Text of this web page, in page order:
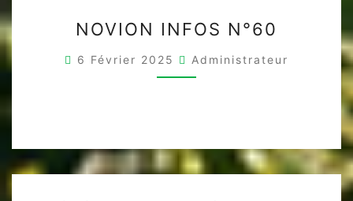
INFOS
N°60
NOVION INFOS N°60
6 Février 2025 Administrateur